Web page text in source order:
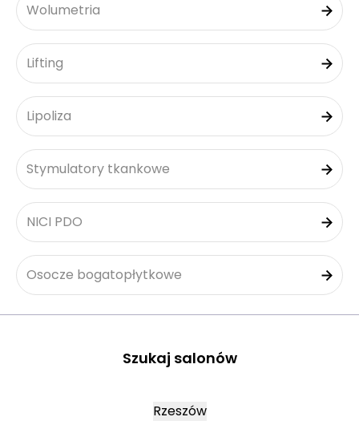
Wolumetria
Lifting
Lipoliza
Stymulatory tkankowe
NICI PDO
Osocze bogatopłytkowe
Szukaj salonów
Rzeszów